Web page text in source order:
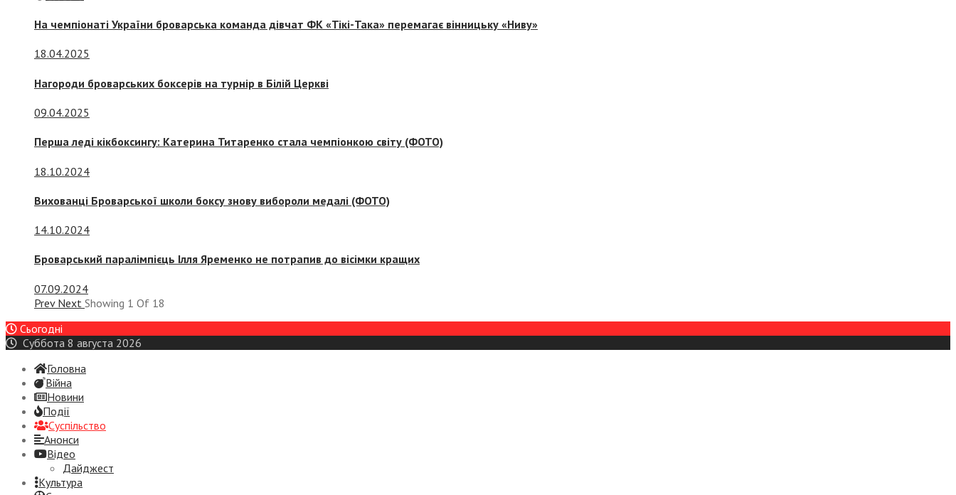
На чемпіонаті України броварська команда дівчат ФК «Тікі-Така» перемагає вінницьку «Ниву»
18.04.2025
Нагороди броварських боксерів на турнір в Білій Церкві
09.04.2025
Перша леді кікбоксингу: Катерина Титаренко стала чемпіонкою світу (ФОТО)
18.10.2024
Вихованці Броварської школи боксу знову вибороли медалі (ФОТО)
14.10.2024
Броварський паралімпієць Ілля Яременко не потрапив до вісімки кращих
07.09.2024
Prev Next Showing 1 Of 18
Сьогодні
Суббота 8 августа 2026
Головна
Війна
Новини
Події
Суспiльство
Анонси
Відео
Дайджест
Культура